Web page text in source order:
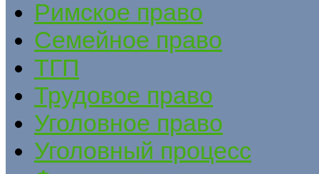
Римское право
Семейное право
ТГП
Трудовое право
Уголовное право
Уголовный процесс